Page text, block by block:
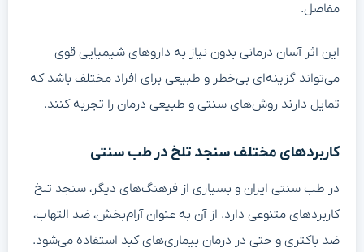
مفاصل.
این اثر آسان درمانی بدون نیاز به داروهای شیمیایی قوی
می‌تواند گزینه‌ای بی‌خطر و طبیعی برای افراد مختلف باشد که
تمایل دارند روش‌های سنتی و طبیعی درمان را تجربه کنند.
کاربردهای مختلف سنجد تلخ در طب سنتی
در طب سنتی ایران و بسیاری از فرهنگ‌های دیگر، سنجد تلخ
کاربردهای متنوعی دارد. از آن به عنوان آرام‌بخش، ضد التهاب،
ضد باکتری و حتی در درمان بیماری‌های کبد استفاده می‌شود.